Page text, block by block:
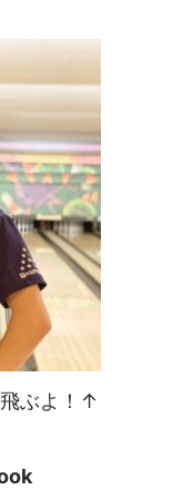
ぶよ！↑